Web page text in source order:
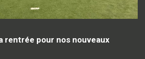
rentrée pour nos nouveaux